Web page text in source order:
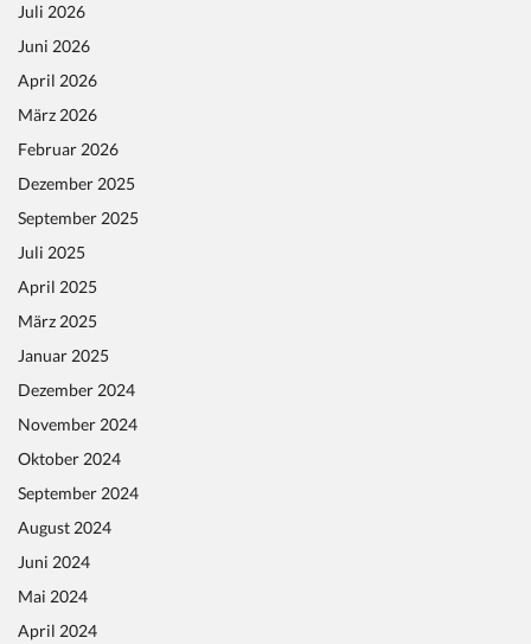
Juli 2026
Juni 2026
April 2026
März 2026
Februar 2026
Dezember 2025
September 2025
Juli 2025
April 2025
März 2025
Januar 2025
Dezember 2024
November 2024
Oktober 2024
September 2024
August 2024
Juni 2024
Mai 2024
April 2024